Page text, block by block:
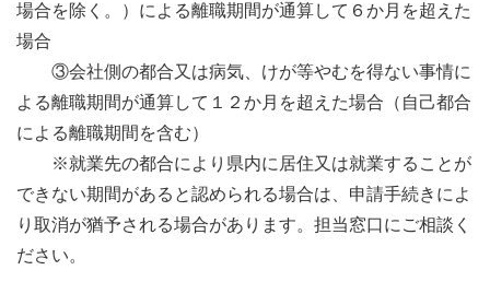
場合を除く。）による離職期間が通算して６か月を超えた
場合
③会社側の都合又は病気、けが等やむを得ない事情に
よる離職期間が通算して１２か月を超えた場合（自己都合
による離職期間を含む）
※就業先の都合により県内に居住又は就業することが
できない期間があると認められる場合は、申請手続きによ
り取消が猶予される場合があります。担当窓口にご相談く
ださい。